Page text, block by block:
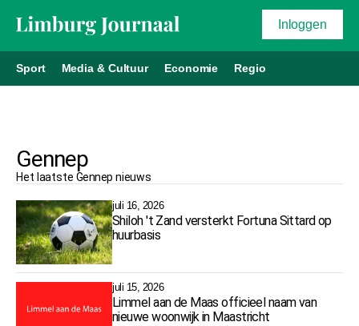
Inloggen
Sport Media & Cultuur Economie Regio
Gennep
Het laatste Gennep nieuws
juli 16, 2026
Shiloh 't Zand versterkt Fortuna Sittard op
huurbasis
juli 15, 2026
Limmel aan de Maas officieel naam van
nieuwe woonwijk in Maastricht